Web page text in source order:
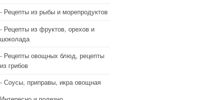
Рецепты из рыбы и морепродуктов
Рецепты из фруктов, орехов и
шоколада
Рецепты овощных блюд, рецепты
из грибов
Соусы, приправы, икра овощная